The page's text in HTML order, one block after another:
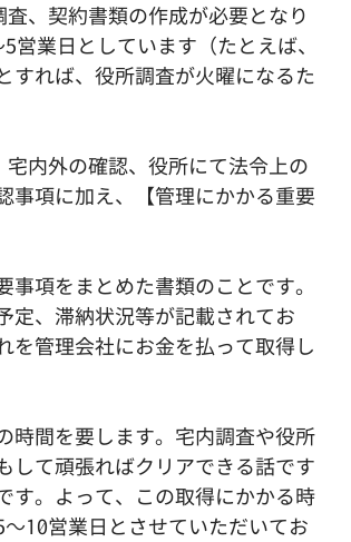
、契約書類の作成が必要となり
業日としています（たとえば、
すれば、役所調査が火曜になるた
内外の確認、役所にて法令上の
事項に加え、【管理にかかる重要
項をまとめた書類のことです。
定、滞納状況等が記載されてお
を管理会社にお金を払って取得し
時間を要します。宅内調査や役所
して頑張ればクリアできる話です
す。よって、この取得にかかる時
10営業日とさせていただいてお